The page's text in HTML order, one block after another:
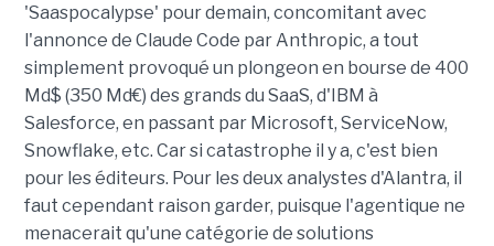
'Saaspocalypse' pour demain, concomitant avec
l'annonce de Claude Code par Anthropic, a tout
simplement provoqué un plongeon en bourse de 400
Md$ (350 Md€) des grands du SaaS, d'IBM à
Salesforce, en passant par Microsoft, ServiceNow,
Snowflake, etc. Car si catastrophe il y a, c'est bien
pour les éditeurs. Pour les deux analystes d'Alantra, il
faut cependant raison garder, puisque l'agentique ne
menacerait qu'une catégorie de solutions